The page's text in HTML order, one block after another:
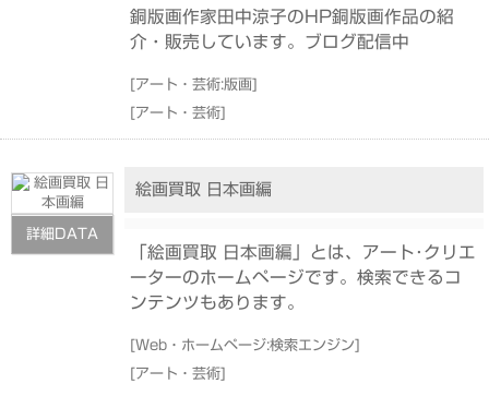
銅版画作家田中涼子のHP銅版画作品の紹
介・販売しています。ブログ配信中
[アート・芸術:版画]
[アート・芸術]
詳細DATA
絵画買取 日本画編
「絵画買取 日本画編」とは、アート･クリエ
ーターのホームページです。検索できるコ
ンテンツもあります。
[Web・ホームページ:検索エンジン]
[アート・芸術]